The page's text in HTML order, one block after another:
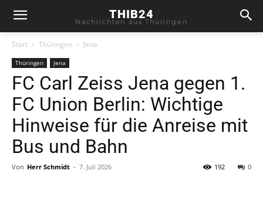
THIB24
Nachrichten aus Thüringen
Start Thüringen Jena
Thüringen Jena
FC Carl Zeiss Jena gegen 1.
FC Union Berlin: Wichtige
Hinweise für die Anreise mit
Bus und Bahn
Von Herr Schmidt - 7. Juli 2026 0
192